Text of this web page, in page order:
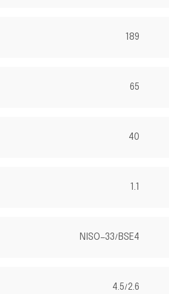
189
65
40
1.1
NISO-33/BSE4
4.5/2.6